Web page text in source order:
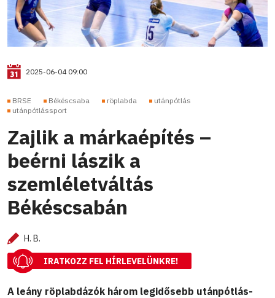
2025-06-04 09:00
BRSE Békéscsaba röplabda
utánpótlás
utánpótlássport
Zajlik a márkaépítés –
beérni lászik a
szemléletváltás
Békéscsabán
H. B.
IRATKOZZ FEL HÍRLEVELÜNKRE!
A leány röplabdázók három legidősebb utánpótlás-